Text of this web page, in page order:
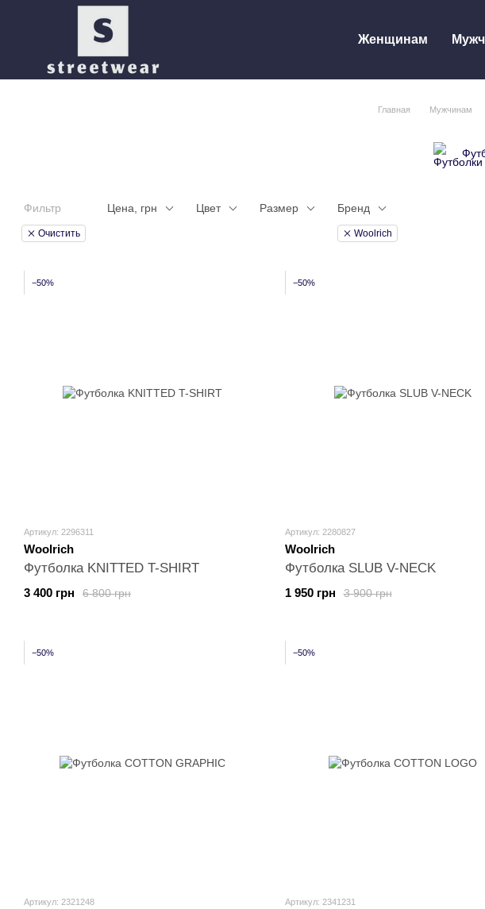
Женщинам
Главная Мужчинам
Фильтр
Очистить
Цена, грн Цвет Размер Бренд
Woolrich
−50%
Артикул: 2296311
Woolrich
Футболка KNITTED T-SHIRT
6 800 грн
3 400 грн
−50%
Артикул: 2280827
Woolrich
Футболка SLUB V-NECK
3 900 грн
1 950 грн
−50%
Артикул: 2321248
−50%
Артикул: 2341231